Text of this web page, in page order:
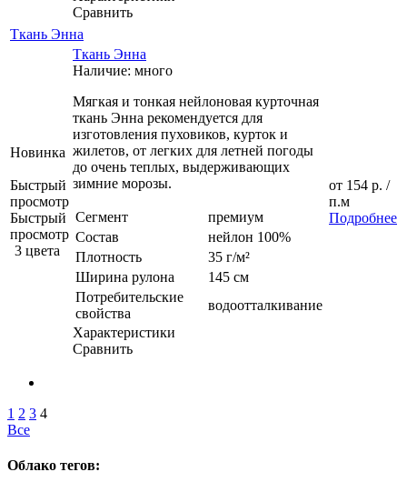
Сравнить
Ткань Энна
Новинка
Быстрый
просмотр
Быстрый
просмотр
3 цвета
Ткань Энна
Наличие: много
Мягкая и тонкая нейлоновая курточная
ткань Энна рекомендуется для
изготовления пуховиков, курток и
жилетов, от легких для летней погоды
до очень теплых, выдерживающих
зимние морозы.
Сегмент
премиум
Состав
нейлон 100%
Плотность
35 г/м²
Ширина рулона
145 см
Потребительские
свойства
водоотталкивание
Характеристики
Сравнить
от 154 р. /
п.м
Подробнее
1 2 3 4
Все
Облако тегов: